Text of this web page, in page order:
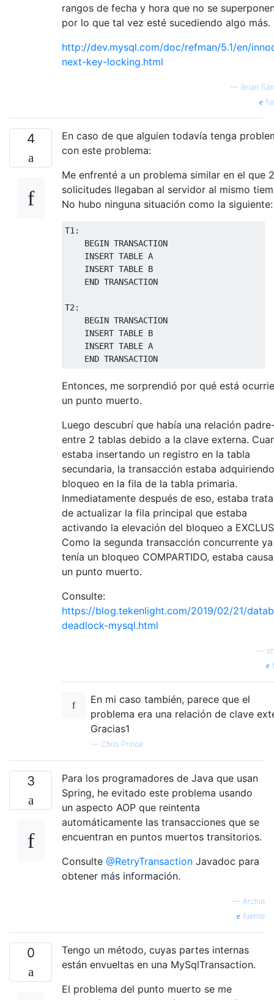
rangos de fecha y hora que no se
por lo que tal vez esté sucediendo algo más.
http://dev.mysql.com/doc/refman/5.1/en/
next-key-locking.html
— Brian
4
En caso de que alguien todavía tenga
con este problema:
Me enfrenté a un problema similar en el que 2
solicitudes llegaban al servidor al mismo
No hubo ninguna situación como la siguiente:
T1 :
BEGIN TRANSACTION
INSERT TABLE A
INSERT TABLE B
END TRANSACTION
T2 :
BEGIN TRANSACTION
INSERT TABLE B
INSERT TABLE A
END TRANSACTION
Entonces, me sorprendió por qué está
un punto muerto.
Luego descubrí que había una relación
entre 2 tablas debido a la clave externa.
estaba insertando un registro en la tabla
secundaria, la transacción estaba
bloqueo en la fila de la tabla primaria.
Inmediatamente después de eso, estaba
de actualizar la fila principal que estaba
activando la elevación del bloqueo a
Como la segunda transacción concurrente ya
tenía un bloqueo COMPARTIDO, estaba
un punto muerto.
Consulte:
https://blog.tekenlight.com/2019/02/21/
deadlock-mysql.html
En mi caso también, parece que el
problema era una relación de clave
Gracias1
— Chris Prince
3
Para los programadores de Java que usan
Spring, he evitado este problema usando
un aspecto AOP que reintenta
automáticamente las transacciones que se
encuentran en puntos muertos transitorios.
Consulte @RetryTransaction Javadoc para
obtener más información.
— Archie
fuente
0
Tengo un método, cuyas partes internas
están envueltas en una MySqlTransaction.
El problema del punto muerto se me